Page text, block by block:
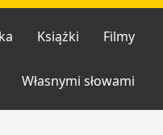
Książki Filmy
Własnymi słowami